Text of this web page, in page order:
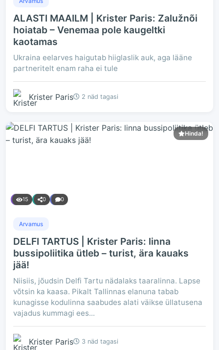
ALASTI MAAILM | Krister Paris: Zalužnõi
hoiatab – Venemaa pole kaugeltki
kaotamas
Ukraina eelarves haigutab hiiglaslik auk, aga lääne
partneritelt enam raha ei tule
Krister Paris 2 näd tagasi
Hinda!
15 0 0
Arvamus
DELFI TARTUS | Krister Paris: linna
bussipoliitika ütleb – turist, ära kauaks
jää!
Niisiis, jõudsin Delfi Tartu nädalaks taaralinna. Lapse
võtsin ka kaasa. Pikalt Tallinnas elanuna tabab
kunagisse kodulinna saabudes alati väikse üllatusena
vajadus kummagi ees...
Krister Paris 3 näd tagasi